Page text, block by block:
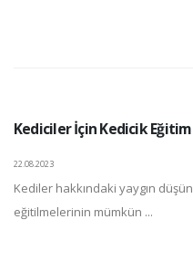
Kediciler İçin Kedicik
22.08.2023
Kediler hakkındaki yaygın
eğitilmelerinin mümkün ...